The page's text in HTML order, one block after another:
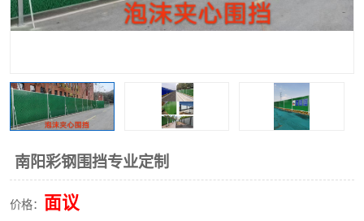
南阳彩钢围挡专业定制
价格： 面议